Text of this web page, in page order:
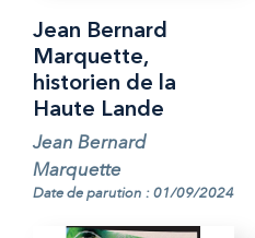
Jean Bernard
Marquette,
historien de la
Haute Lande
Jean Bernard
Marquette
Date de parution : 01/09/2024